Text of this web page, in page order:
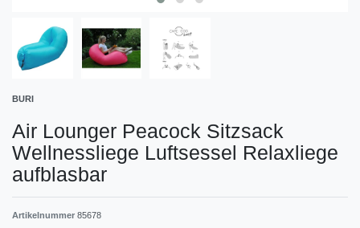
BURI
Air Lounger Peacock Sitzsack
Wellnessliege Luftsessel Relaxliege
aufblasbar
Artikelnummer 85678